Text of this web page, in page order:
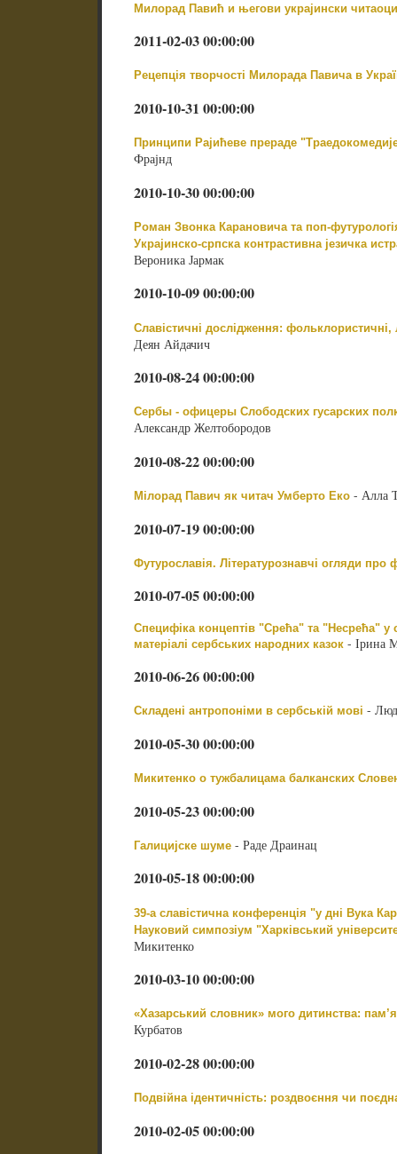
Милорад Павић и његови украјински читаоци
2011-02-03 00:00:00
Рецепція творчості Милорада Павича в
2010-10-31 00:00:00
Принципи Рајићеве прераде
Фрајнд
2010-10-30 00:00:00
Роман Звонка Карановича та поп-
Украјинско-српска контрастивна језичка
Вероника Јармак
2010-10-09 00:00:00
Славістичні дослідження: фольклористичні,
Деян Айдачич
2010-08-24 00:00:00
Сербы - офицеры Слободских гусарских
Александр Желтобородов
2010-08-22 00:00:00
Мілорад Павич як читач Умберто Еко- Алла
2010-07-19 00:00:00
Футурославія. Літературознавчі огляди про
2010-07-05 00:00:00
Специфіка концептів "Срећа" та "Несрећа" у
матеріалі сербських народних казок- Ірина
2010-06-26 00:00:00
Складені антропоніми в сербській мові -
2010-05-30 00:00:00
Микитенко о тужбалицама балканских
2010-05-23 00:00:00
Галицијске шуме- Раде Драинац
2010-05-18 00:00:00
39-а славістична конференція "у дні Вука
Науковий симпозіум "Харківський
Микитенко
2010-03-10 00:00:00
«Хазарський словник» мого дитинства:
Курбатов
2010-02-28 00:00:00
Подвійна ідентичність: роздвоєння чи
2010-02-05 00:00:00